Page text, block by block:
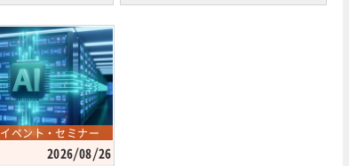
イベント・セミナー
2026/08/26